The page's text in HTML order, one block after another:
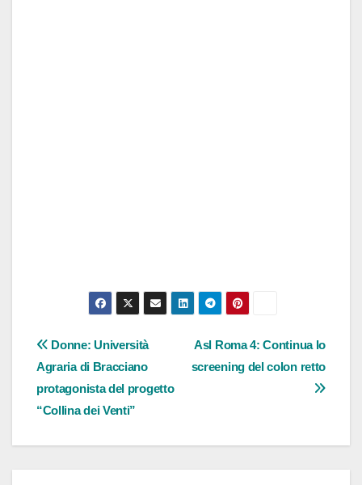
Navigazione
articoli
Asl Roma 4: Continua lo
screening del colon retto
Donne: Università
Agraria di Bracciano
protagonista del progetto
“Collina dei Venti”